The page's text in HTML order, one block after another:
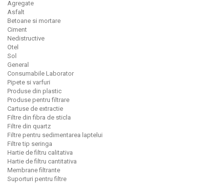
Agregate
Asfalt
Betoane si mortare
Ciment
Nedistructive
Otel
Sol
General
Consumabile Laborator
Pipete si varfuri
Produse din plastic
Produse pentru filtrare
Cartuse de extractie
Filtre din fibra de sticla
Filtre din quartz
Filtre pentru sedimentarea laptelui
Filtre tip seringa
Hartie de filtru calitativa
Hartie de filtru cantitativa
Membrane filtrante
Suporturi pentru filtre